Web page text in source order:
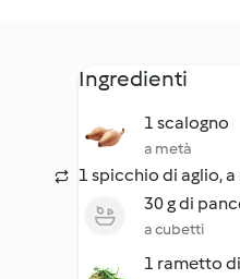
Ingredienti
1 scalogno
a metà
1 spicchio di aglio,
30 g di
a cubetti
1 rametto